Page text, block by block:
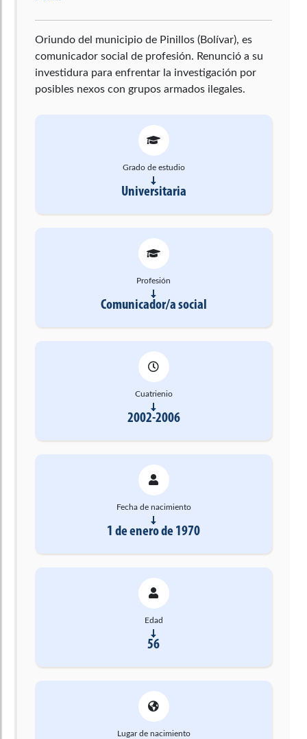
Oriundo del municipio de Pinillos (Bolívar), es
comunicador social de profesión. Renunció a su
investidura para enfrentar la investigación por
posibles nexos con grupos armados ilegales.
Grado de estudio
Universitaria
Profesión
Comunicador/a social
Cuatrienio
2002-2006
Fecha de nacimiento
1 de enero de 1970
Edad
56
Lugar de nacimiento